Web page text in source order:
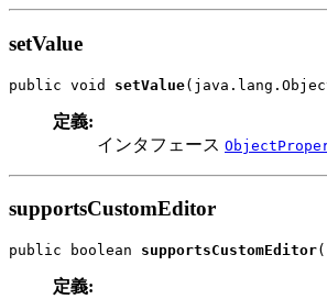
setValue
public void setValue
定義:
インタフェース
supportsCustomEditor
public boolean supportsCustomEditor
定義: